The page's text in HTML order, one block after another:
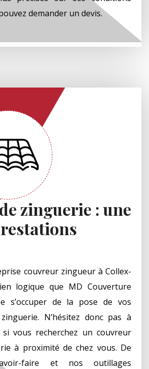
demander un devis.
zinguerie : une
couvreur zingueur à Collex-
logique que MD Couverture
s’occuper de la pose de vos
N’hésitez donc pas à
vous recherchez un couvreur
à proximité de chez vous. De
faire et nos outillages